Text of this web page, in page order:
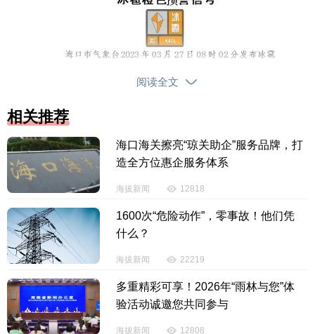
【内容审核：张美儿】
版权声明：国际旅游岛商报全媒体文字、图片、视频、音频等版权作
阅读全文
相关推荐
海口海关擦亮“琼关助企”服务品牌，打
造全方位惠企服务体系
海拔新闻 12818
1600次“危险动作”，零事故！他们凭
什么？
海拔新闻 22219
多重精彩可享！2026年“雨林与您”体
验活动诚邀您共同参与
海拔新闻 12808